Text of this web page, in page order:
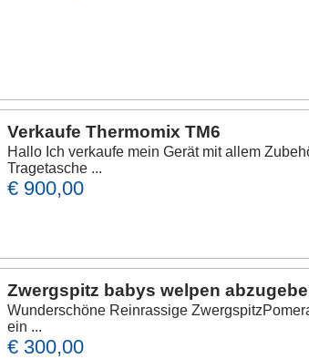
Verkaufe Thermomix TM6
Hallo Ich verkaufe mein Gerät mit allem
Tragetasche ...
€ 900,00
Zwergspitz babys welpen
Wunderschöne Reinrassige
ein ...
€ 300,00